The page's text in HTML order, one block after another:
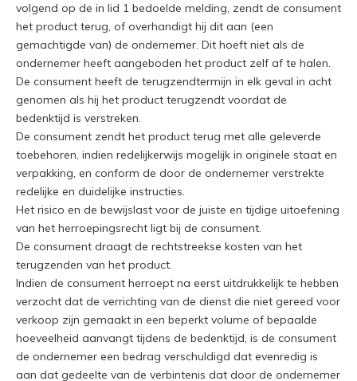
volgend op de in lid 1 bedoelde melding, zendt de consument
het product terug, of overhandigt hij dit aan (een
gemachtigde van) de ondernemer. Dit hoeft niet als de
ondernemer heeft aangeboden het product zelf af te halen.
De consument heeft de terugzendtermijn in elk geval in acht
genomen als hij het product terugzendt voordat de
bedenktijd is verstreken.
De consument zendt het product terug met alle geleverde
toebehoren, indien redelijkerwijs mogelijk in originele staat en
verpakking, en conform de door de ondernemer verstrekte
redelijke en duidelijke instructies.
Het risico en de bewijslast voor de juiste en tijdige uitoefening
van het herroepingsrecht ligt bij de consument.
De consument draagt de rechtstreekse kosten van het
terugzenden van het product.
Indien de consument herroept na eerst uitdrukkelijk te hebben
verzocht dat de verrichting van de dienst die niet gereed voor
verkoop zijn gemaakt in een beperkt volume of bepaalde
hoeveelheid aanvangt tijdens de bedenktijd, is de consument
de ondernemer een bedrag verschuldigd dat evenredig is
aan dat gedeelte van de verbintenis dat door de ondernemer